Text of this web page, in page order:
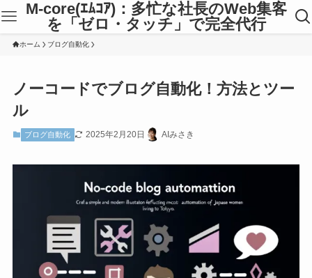
M-core(ｴﾑｺｱ)：多忙な社長のWeb集客
を「ゼロ・タッチ」で完全代行
ホーム ブログ自動化
ノーコードでブログ自動化！方法とツー
ル
ブログ自動化 2025年2月20日 AIみさき